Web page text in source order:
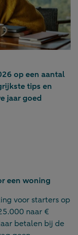
op een aantal
tips en
jaar goed
een woning
voor starters op
naar €
betalen bij de